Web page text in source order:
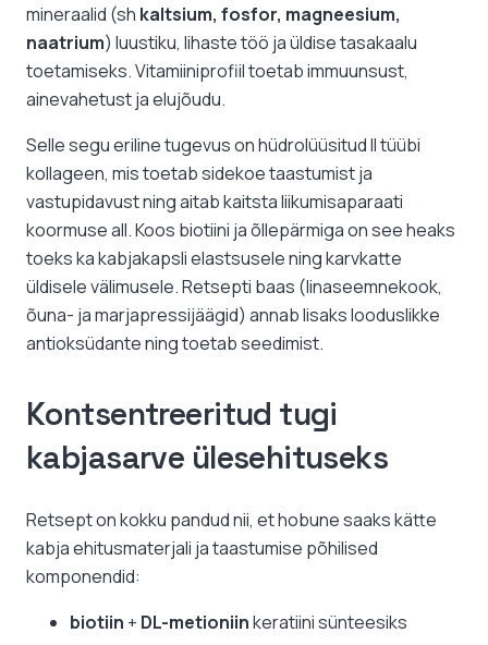
mineraalid (sh kaltsium, fosfor, magneesium,
naatrium) luustiku, lihaste töö ja üldise tasakaalu
toetamiseks. Vitamiiniprofiil toetab immuunsust,
ainevahetust ja elujõudu.
Selle segu eriline tugevus on hüdrolüüsitud II tüübi
kollageen, mis toetab sidekoe taastumist ja
vastupidavust ning aitab kaitsta liikumisaparaati
koormuse all. Koos biotiini ja õllepärmiga on see heaks
toeks ka kabjakapsli elastsusele ning karvkatte
üldisele välimusele. Retsepti baas (linaseemnekook,
õuna- ja marjapressijäägid) annab lisaks looduslikke
antioksüdante ning toetab seedimist.
Kontsentreeritud tugi
kabjasarve ülesehituseks
Retsept on kokku pandud nii, et hobune saaks kätte
kabja ehitusmaterjali ja taastumise põhilised
komponendid:
biotiin + DL-metioniinkeratiini sünteesiks